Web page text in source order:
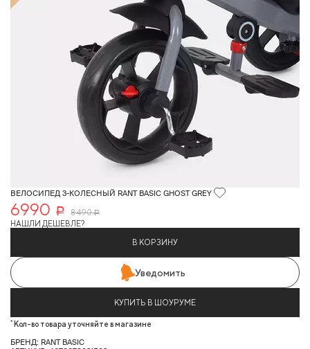
ВЕЛОСИПЕД 3-КОЛЕСНЫЙ RANT BASIC GHOST GREY
6990 Р 8 490 Р
НАШЛИ ДЕШЕВЛЕ?
В КОРЗИНУ
Уведомить
КУПИТЬ В ШОУРУМЕ
* Кол-во товара уточняйте в магазине
БРЕНД: RANT BASIC